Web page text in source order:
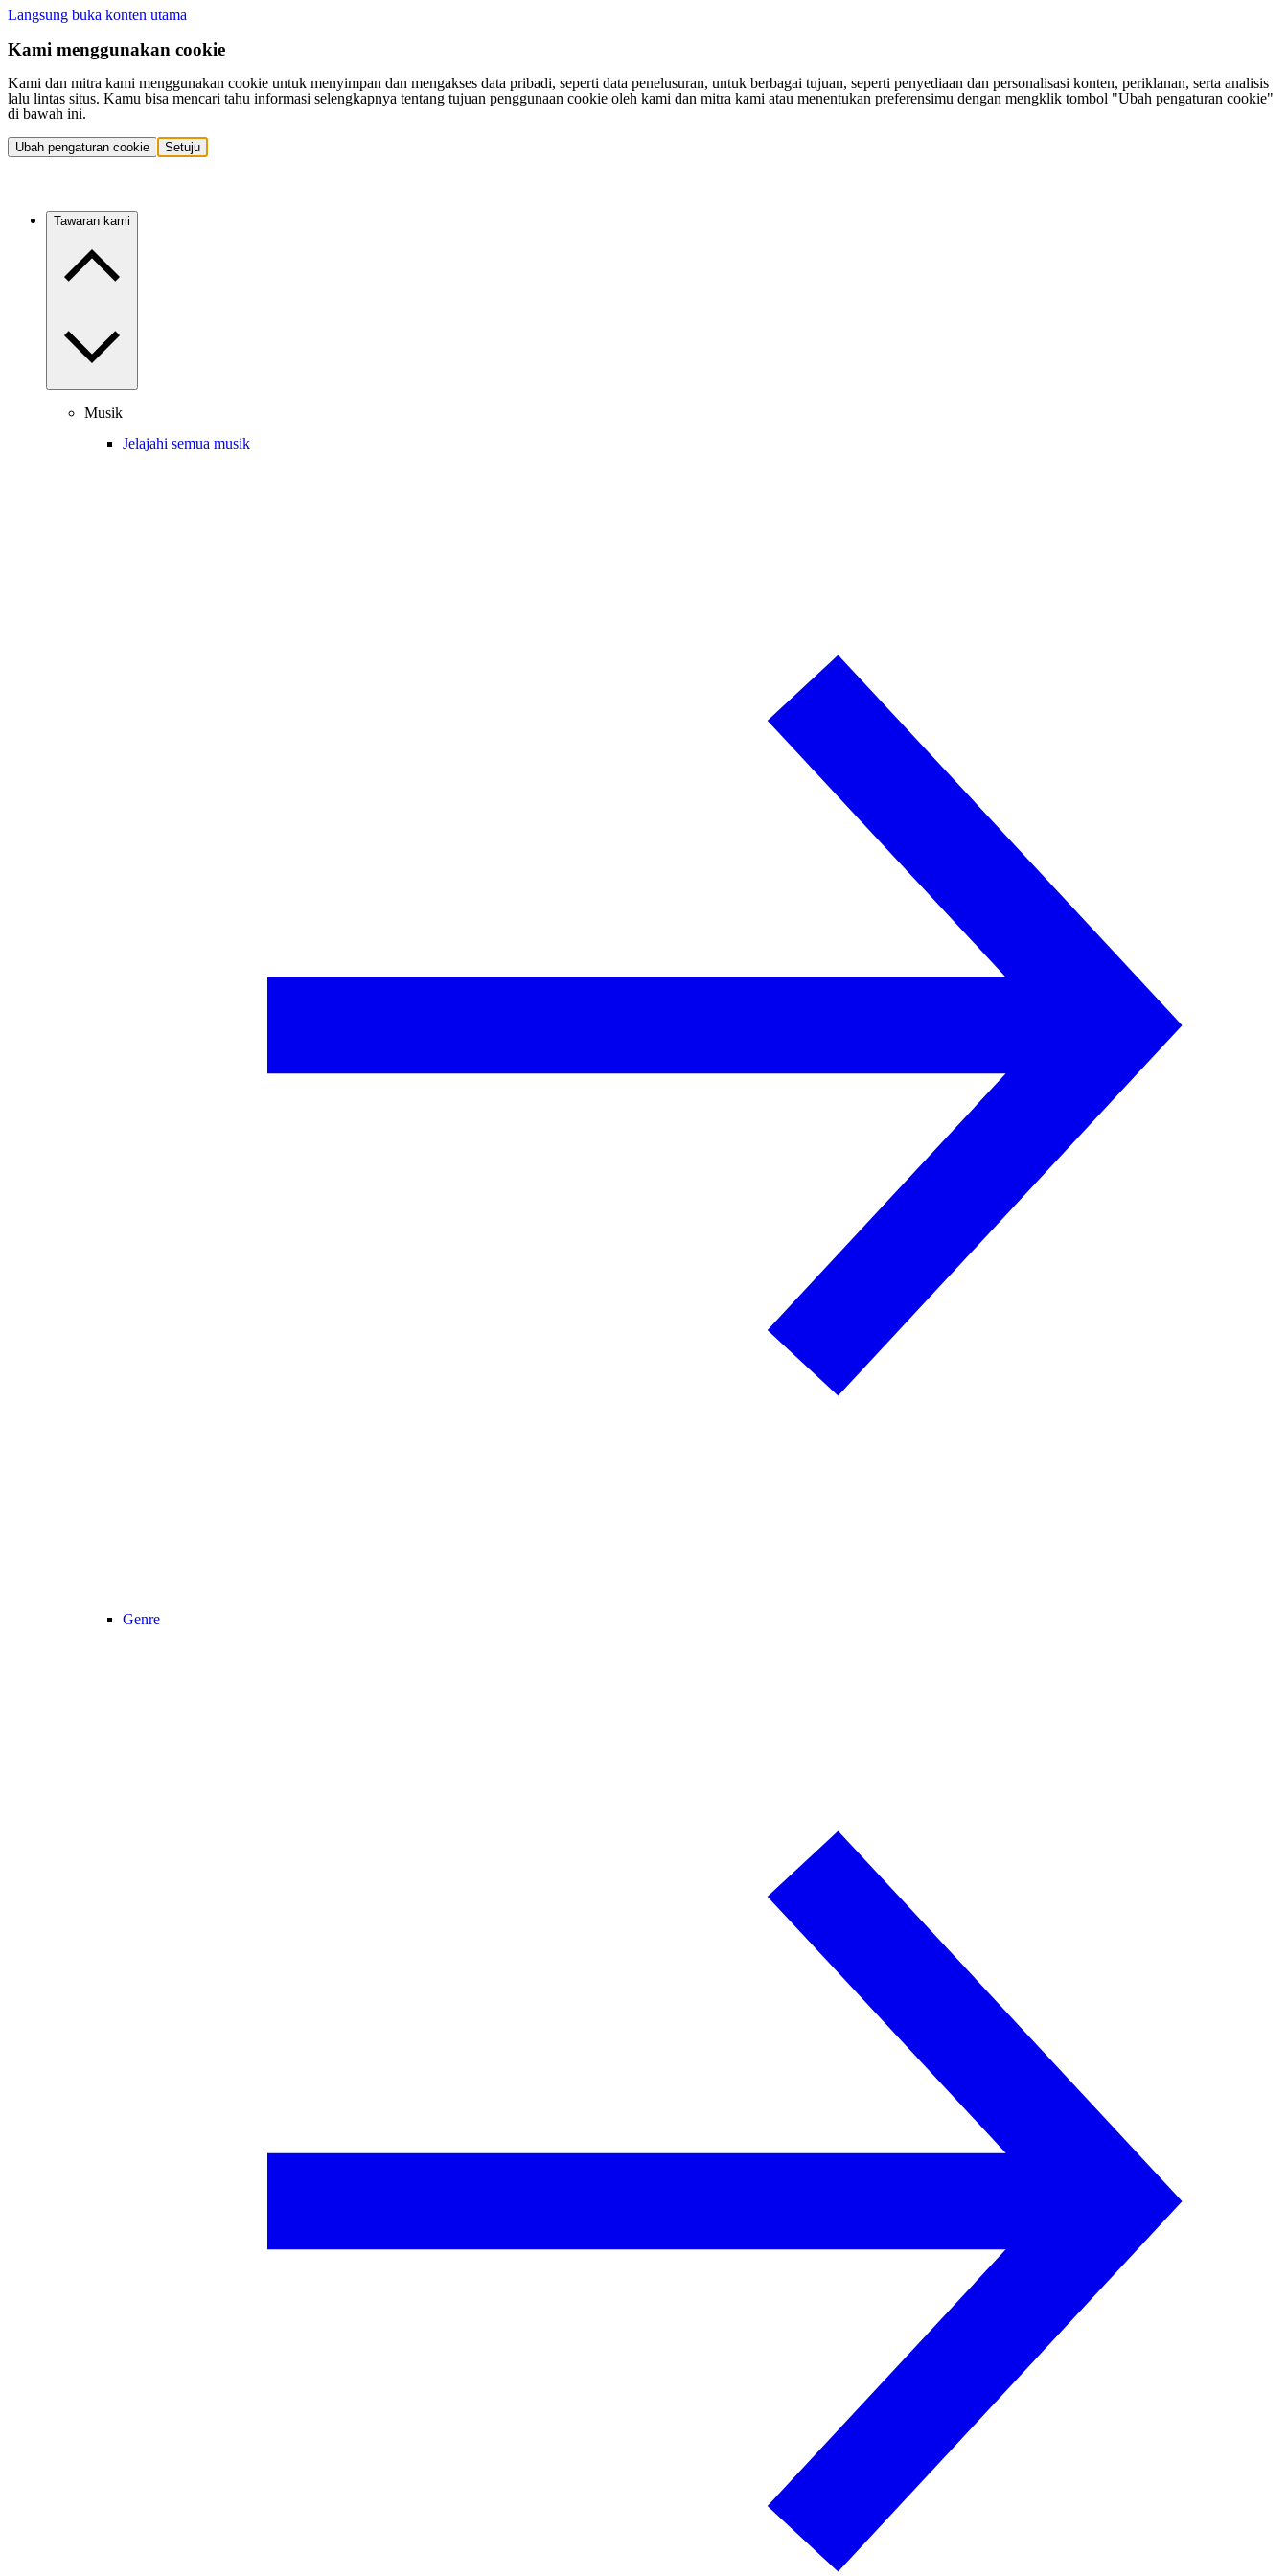
Langsung buka konten utama
Kami menggunakan cookie
Kami dan mitra kami menggunakan cookie untuk menyimpan dan mengakses data pribadi, seperti data penelusuran, untuk berbagai tujuan, seperti penyediaan dan personalisasi konten, periklanan, serta analisis
lalu lintas situs. Kamu bisa mencari tahu informasi selengkapnya tentang tujuan penggunaan cookie oleh kami dan mitra kami atau menentukan preferensimu dengan mengklik tombol "Ubah pengaturan cookie"
di bawah ini.
Ubah pengaturan cookie Setuju
Tawaran kami
Musik
Jelajahi semua musik
Genre